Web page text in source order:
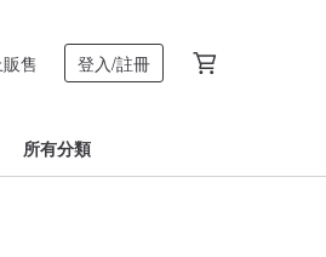
售 登入/註冊
所有分類